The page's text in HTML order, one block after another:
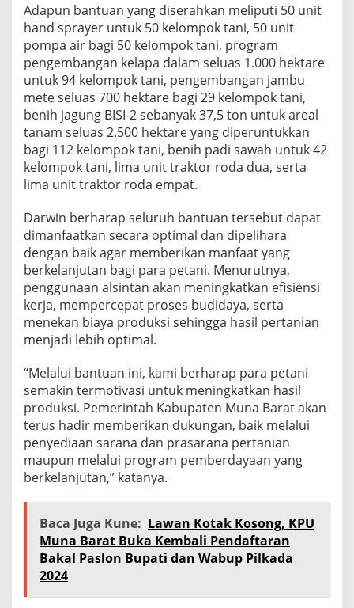
Adapun bantuan yang diserahkan meliputi 50 unit
hand sprayer untuk 50 kelompok tani, 50 unit
pompa air bagi 50 kelompok tani, program
pengembangan kelapa dalam seluas 1.000 hektare
untuk 94 kelompok tani, pengembangan jambu
mete seluas 700 hektare bagi 29 kelompok tani,
benih jagung BISI-2 sebanyak 37,5 ton untuk areal
tanam seluas 2.500 hektare yang diperuntukkan
bagi 112 kelompok tani, benih padi sawah untuk 42
kelompok tani, lima unit traktor roda dua, serta
lima unit traktor roda empat.
Darwin berharap seluruh bantuan tersebut dapat
dimanfaatkan secara optimal dan dipelihara
dengan baik agar memberikan manfaat yang
berkelanjutan bagi para petani. Menurutnya,
penggunaan alsintan akan meningkatkan efisiensi
kerja, mempercepat proses budidaya, serta
menekan biaya produksi sehingga hasil pertanian
menjadi lebih optimal.
“Melalui bantuan ini, kami berharap para petani
semakin termotivasi untuk meningkatkan hasil
produksi. Pemerintah Kabupaten Muna Barat akan
terus hadir memberikan dukungan, baik melalui
penyediaan sarana dan prasarana pertanian
maupun melalui program pemberdayaan yang
berkelanjutan,” katanya.
Baca Juga Kune: Lawan Kotak Kosong, KPU
Muna Barat Buka Kembali Pendaftaran
Bakal Paslon Bupati dan Wabup Pilkada
2024